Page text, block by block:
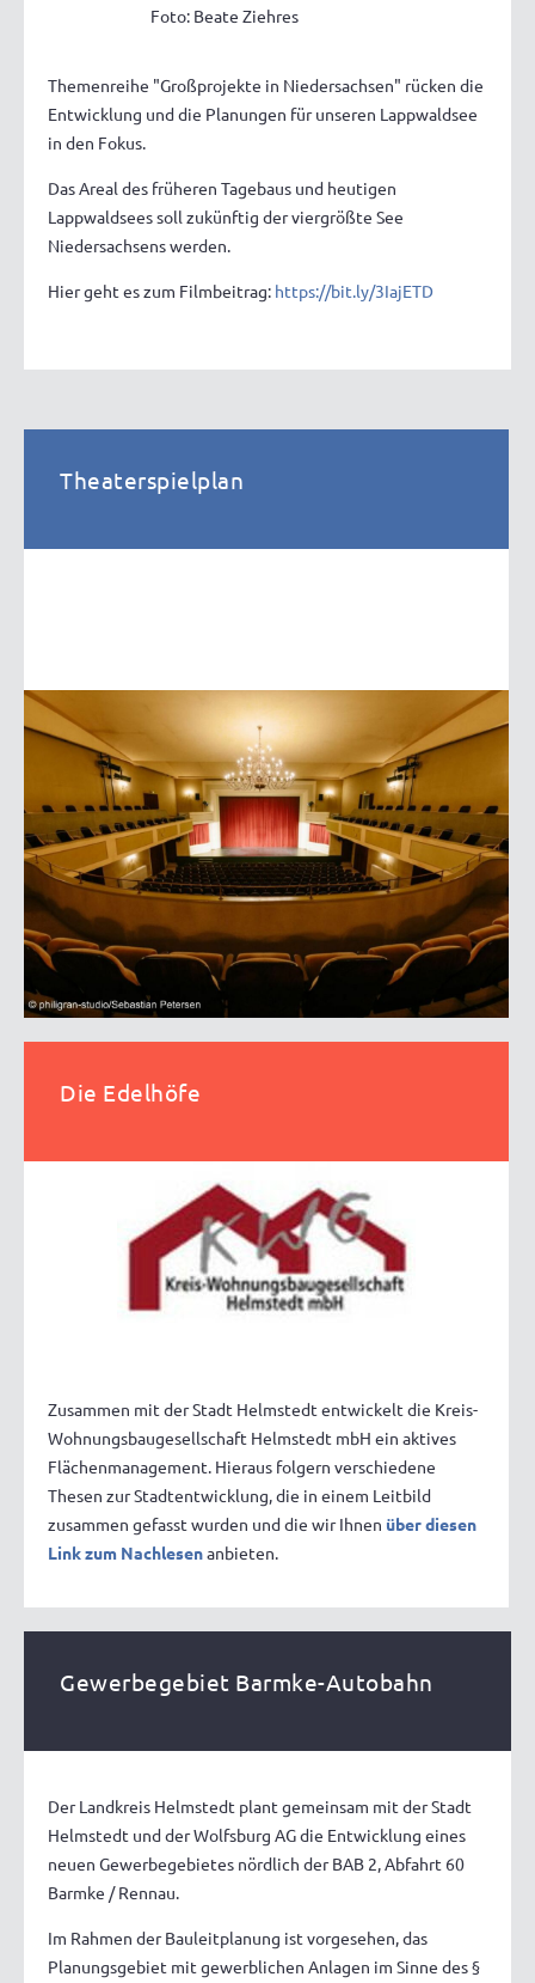
Foto: Beate Ziehres
Themenreihe "Großprojekte in Niedersachsen" rücken die
Entwicklung und die Planungen für unseren Lappwaldsee
in den Fokus.
Das Areal des früheren Tagebaus und heutigen
Lappwaldsees soll zukünftig der viergrößte See
Niedersachsens werden.
Hier geht es zum Filmbeitrag: https://bit.ly/3IajETD
Theaterspielplan
Die Edelhöfe
Zusammen mit der Stadt Helmstedt entwickelt die Kreis-
Wohnungsbaugesellschaft Helmstedt mbH ein aktives
Flächenmanagement. Hieraus folgern verschiedene
Thesen zur Stadtentwicklung, die in einem Leitbild
zusammen gefasst wurden und die wir Ihnen über diesen
Link zum Nachlesenanbieten.
Gewerbegebiet Barmke-Autobahn
Der Landkreis Helmstedt plant gemeinsam mit der Stadt
Helmstedt und der Wolfsburg AG die Entwicklung eines
neuen Gewerbegebietes nördlich der BAB 2, Abfahrt 60
Barmke / Rennau.
Im Rahmen der Bauleitplanung ist vorgesehen, das
Planungsgebiet mit gewerblichen Anlagen im Sinne des §